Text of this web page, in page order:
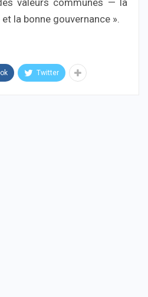
valeurs communes — la
la bonne gouvernance ».
Twitter